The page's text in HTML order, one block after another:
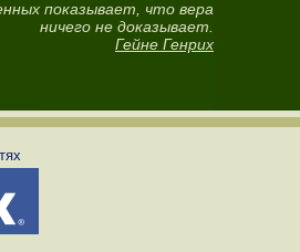
показывает, что вера
ничего не доказывает.
Гейне Генрих